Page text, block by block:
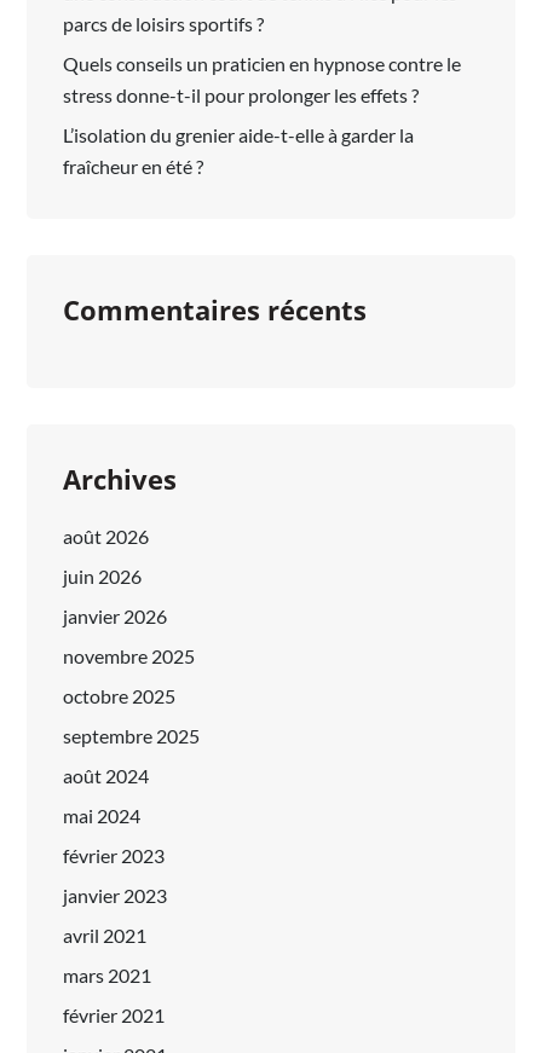
parcs de loisirs sportifs ?
Quels conseils un praticien en hypnose contre le
stress donne-t-il pour prolonger les effets ?
L’isolation du grenier aide-t-elle à garder la
fraîcheur en été ?
Commentaires récents
Archives
août 2026
juin 2026
janvier 2026
novembre 2025
octobre 2025
septembre 2025
août 2024
mai 2024
février 2023
janvier 2023
avril 2021
mars 2021
février 2021